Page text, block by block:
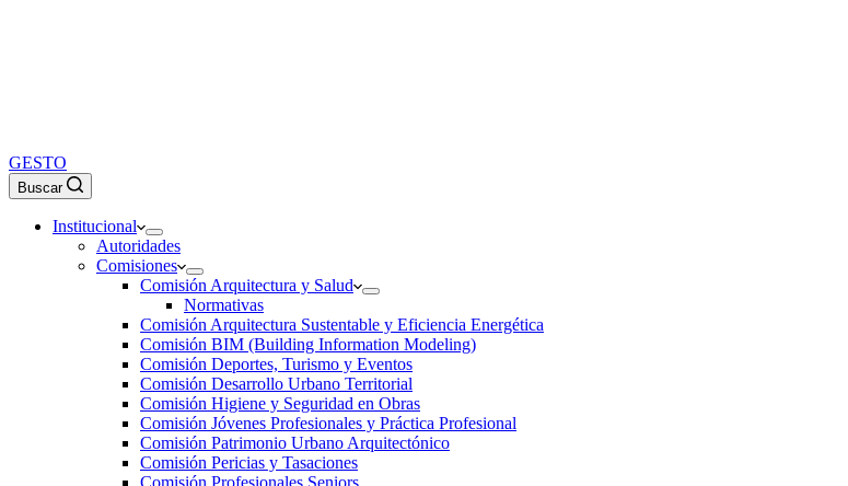
GESTO
Buscar
Institucional
Autoridades
Comisiones
Comisión Arquitectura y Salud
Normativas
Comisión Arquitectura Sustentable y Eficiencia Energética
Comisión BIM (Building Information Modeling)
Comisión Deportes, Turismo y Eventos
Comisión Desarrollo Urbano Territorial
Comisión Higiene y Seguridad en Obras
Comisión Jóvenes Profesionales y Práctica Profesional
Comisión Patrimonio Urbano Arquitectónico
Comisión Pericias y Tasaciones
Comisión Profesionales Seniors